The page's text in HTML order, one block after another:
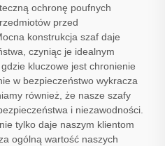
ochronę poufnych
przed
konstrukcja szaf daje
czyniąc je idealnym
kluczowe jest chronienie
w bezpieczeństwo wykracza
również, że nasze szafy
i niezawodności.
tylko daje naszym klientom
ogólną wartość naszych